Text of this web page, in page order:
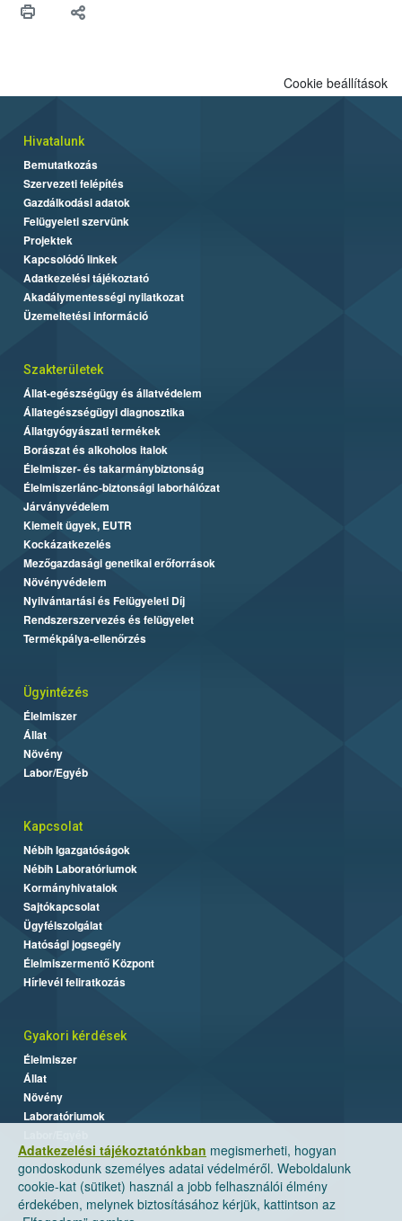
felhasználók számára is elérhető és ökológiai termesztésben is
Adatkezelési tájékoztatónkban megismerheti, hogyan
gondoskodunk személyes adatai védelméről. Weboldalunk
cookie-kat (sütiket) használ a jobb felhasználói élmény
érdekében, melynek biztosításához kérjük, kattintson az
Cookie beállítások
Hivatalunk
Bemutatkozás
Szervezeti felépítés
Gazdálkodási adatok
Felügyeleti szervünk
Projektek
Kapcsolódó linkek
Adatkezelési tájékoztató
Akadálymentességi nyilatkozat
Üzemeltetési információ
Szakterületek
Állat-egészségügy és állatvédelem
Állategészségügyi diagnosztika
Állatgyógyászati termékek
Borászat és alkoholos italok
Élelmiszer- és takarmánybiztonság
Élelmiszerlánc-biztonsági laborhálózat
Járványvédelem
Kiemelt ügyek, EUTR
Kockázatkezelés
Mezőgazdasági genetikai erőforrások
Növényvédelem
Nyilvántartási és Felügyeleti Díj
Rendszerszervezés és felügyelet
Termékpálya-ellenőrzés
Ügyintézés
Élelmiszer
Állat
Növény
Labor/Egyéb
Kapcsolat
Nébih Igazgatóságok
Nébih Laboratóriumok
Kormányhivatalok
Sajtókapcsolat
Ügyfélszolgálat
Hatósági jogsegély
Élelmiszermentő Központ
Hírlevél feliratkozás
Gyakori kérdések
Élelmiszer
Állat
Növény
Laboratóriumok